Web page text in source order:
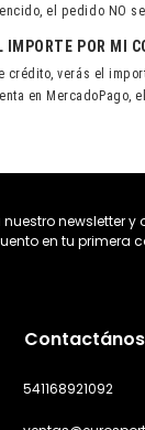
el pedido NO
IMPORTE POR MI
crédito, verás el
en MercadoPago,
nuestro newsletter y
en tu primera
Contactános
541168921092